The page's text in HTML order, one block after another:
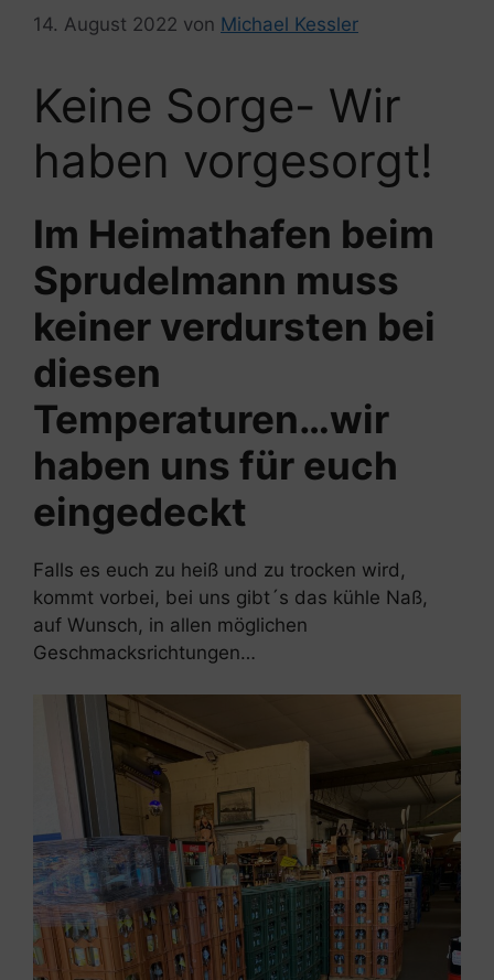
14. August 2022 von Michael Kessler
Keine Sorge- Wir
haben vorgesorgt!
Im Heimathafen beim
Sprudelmann muss
keiner verdursten bei
diesen
Temperaturen…wir
haben uns für euch
eingedeckt
Falls es euch zu heiß und zu trocken wird,
kommt vorbei, bei uns gibt´s das kühle Naß,
auf Wunsch, in allen möglichen
Geschmacksrichtungen…